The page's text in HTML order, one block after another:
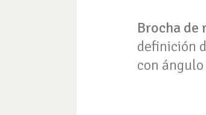
Brocha de
definición
con